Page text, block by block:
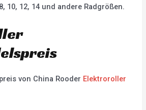
10, 12, 14 und andere Radgrößen.
von China Rooder Elektroroller